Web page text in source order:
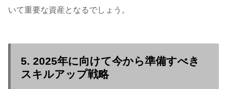
いて重要な資産となるでしょう。
5. 2025年に向けて今から準備すべき
スキルアップ戦略